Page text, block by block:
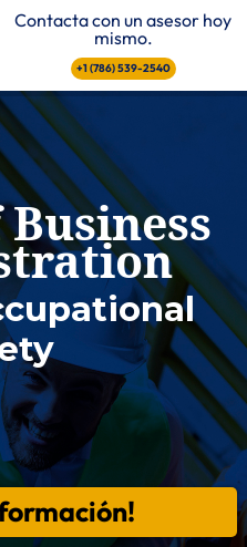
Contacta con un asesor hoy
mismo.
+1 (786) 539-2540